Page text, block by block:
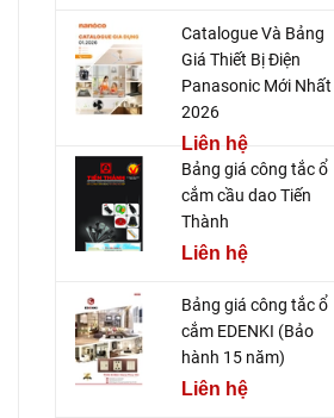
Catalogue Và Bảng
Giá Thiết Bị Điện
Panasonic Mới Nhất
2026
Liên hệ
Bảng giá công tắc ổ
cắm cầu dao Tiến
Thành
Liên hệ
Bảng giá công tắc ổ
cắm EDENKI (Bảo
hành 15 năm)
Liên hệ